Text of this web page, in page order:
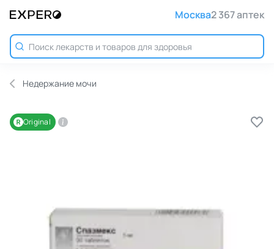
Москва2 367 аптек
Недержание мочи
Original